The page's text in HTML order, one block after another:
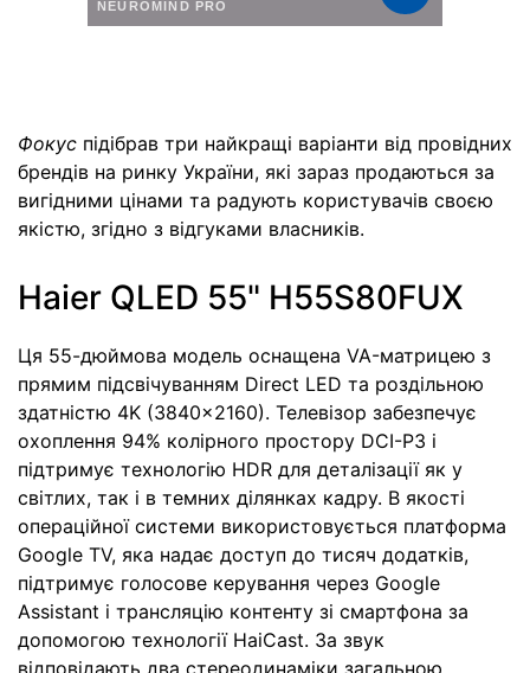
Фокус підібрав три найкращі варіанти від провідних
брендів на ринку України, які зараз продаються за
вигідними цінами та радують користувачів своєю
якістю, згідно з відгуками власників.
Haier QLED 55" H55S80FUX
Ця 55-дюймова модель оснащена VA-матрицею з
прямим підсвічуванням Direct LED та роздільною
здатністю 4K (3840x2160). Телевізор забезпечує
охоплення 94% колірного простору DCI-P3 і
підтримує технологію HDR для деталізації як у
світлих, так і в темних ділянках кадру. В якості
операційної системи використовується платформа
Google TV, яка надає доступ до тисяч додатків,
підтримує голосове керування через Google
Assistant і трансляцію контенту зі смартфона за
допомогою технології HaiCast. За звук
відповідають два стереодинаміки загальною